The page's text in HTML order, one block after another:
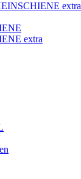
extra
extra